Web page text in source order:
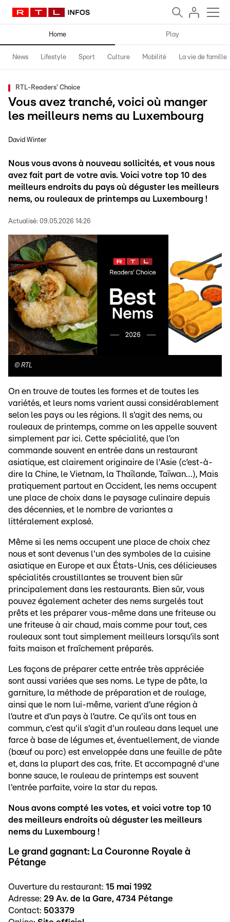
Home Play
News Lifestyle Sport Culture Mobilité La vie de famille
RTL-Readers' Choice
Vous avez tranché, voici où manger
les meilleurs nems au Luxembourg
David Winter
Nous vous avons à nouveau sollicités, et vous nous
avez fait part de votre avis. Voici votre top 10 des
meilleurs endroits du pays où déguster les meilleurs
nems, ou rouleaux de printemps au Luxembourg !
Actualisé: 09.05.2026 14:26
© RTL
On en trouve de toutes les formes et de toutes les
variétés, et leurs noms varient aussi considérablement
selon les pays ou les régions. Il s'agit des nems, ou
rouleaux de printemps, comme on les appelle souvent
simplement par ici. Cette spécialité, que l’on
commande souvent en entrée dans un restaurant
asiatique, est clairement originaire de l'Asie (c’est-à-
dire la Chine, le Vietnam, la Thaïlande, Taïwan…), Mais
pratiquement partout en Occident, les nems occupent
une place de choix dans le paysage culinaire depuis
des décennies, et le nombre de variantes a
littéralement explosé.
Même si les nems occupent une place de choix chez
nous et sont devenus l'un des symboles de la cuisine
asiatique en Europe et aux États-Unis, ces délicieuses
spécialités croustillantes se trouvent bien sûr
principalement dans les restaurants. Bien sûr, vous
pouvez également acheter des nems surgelés tout
prêts et les préparer vous-même dans une friteuse ou
une friteuse à air chaud, mais comme pour tout, ces
rouleaux sont tout simplement meilleurs lorsqu’ils sont
faits maison et fraîchement préparés.
Les façons de préparer cette entrée très appréciée
sont aussi variées que ses noms. Le type de pâte, la
garniture, la méthode de préparation et de roulage,
ainsi que le nom lui-même, varient d’une région à
l’autre et d’un pays à l’autre. Ce qu'ils ont tous en
commun, c'est qu'il s'agit d'un rouleau dans lequel une
farce à base de légumes et, éventuellement, de viande
(bœuf ou porc) est enveloppée dans une feuille de pâte
et, dans la plupart des cas, frite. Et accompagné d'une
bonne sauce, le rouleau de printemps est souvent
l'entrée parfaite, voire la star du repas.
Nous avons compté les votes, et voici votre top 10
des meilleurs endroits où déguster les meilleurs
nems du Luxembourg !
Le grand gagnant: La Couronne Royale à
Pétange
Ouverture du restaurant: 15 mai 1992
Adresse: 29 Av. de la Gare, 4734 Pétange
Contact: 503379